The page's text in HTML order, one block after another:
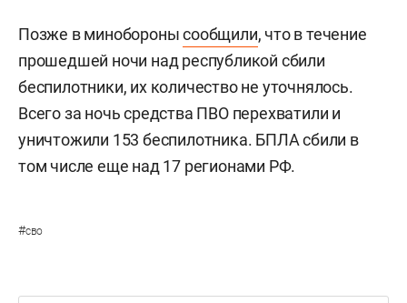
Позже в миноборонысообщили, что в течение
прошедшей ночи над республикой сбили
беспилотники, их количество не уточнялось.
Всего за ночь средства ПВО перехватили и
уничтожили 153 беспилотника. БПЛА сбили в
том числе еще над 17 регионами РФ.
#сво